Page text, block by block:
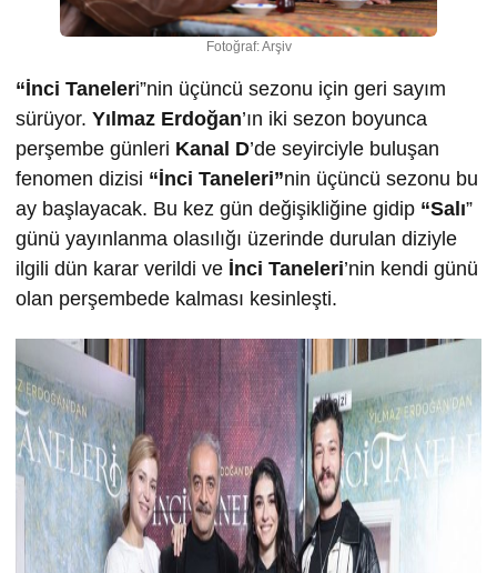
Fotoğraf: Arşiv
“İnci Taneleri”nin üçüncü sezonu için geri sayım
sürüyor. Yılmaz Erdoğan’ın iki sezon boyunca
perşembe günleri Kanal D’de seyirciyle buluşan
fenomen dizisi “İnci Taneleri”nin üçüncü sezonu bu
ay başlayacak. Bu kez gün değişikliğine gidip “Salı”
günü yayınlanma olasılığı üzerinde durulan diziyle
ilgili dün karar verildi ve İnci Taneleri’nin kendi günü
olan perşembede kalması kesinleşti.